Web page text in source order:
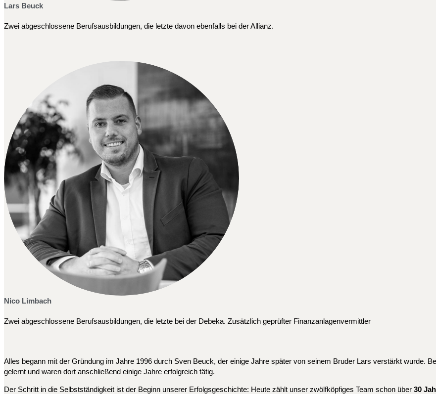
Lars Beuck
Zwei abgeschlossene Berufsausbildungen, die letzte davon ebenfalls bei der Allianz.
Nico Limbach
Zwei abgeschlossene Berufsausbildungen, die letzte bei der Debeka. Zusätzlich geprüfter Finanzanlagenvermittler
Alles begann mit der Gründung im Jahre 1996 durch Sven Beuck, der einige Jahre später von seinem Bruder Lars verstärkt wurde.
gelernt und waren dort anschließend einige Jahre erfolgreich tätig.
Der Schritt in die Selbstständigkeit ist der Beginn unserer Erfolgsgeschichte: Heute zählt unser zwölfköpfiges Team schon über 30